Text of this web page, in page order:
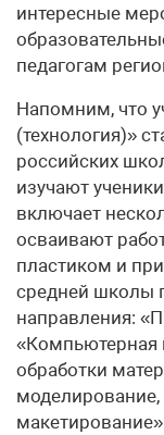
интересные
педагогам
Напомним, что
(технология)»
российских
изучают
включает
осваивают
пластиком и
средней школы
направления:
«Компьютерная
обработки